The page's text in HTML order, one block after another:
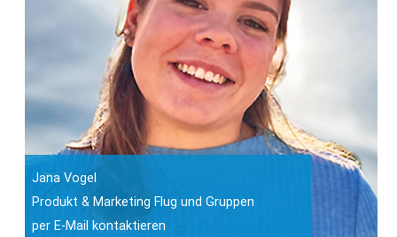
Jana Vogel
Produkt & Marketing Flug und Gruppen
per E-Mail kontaktieren